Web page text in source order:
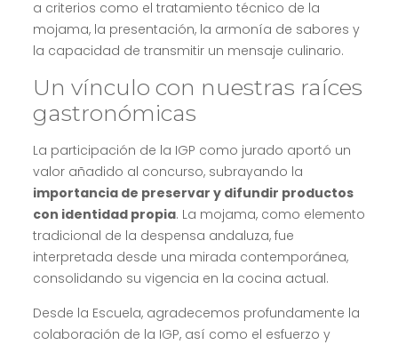
a criterios como el tratamiento técnico de la
mojama, la presentación, la armonía de sabores y
la capacidad de transmitir un mensaje culinario.
Un vínculo con nuestras raíces
gastronómicas
La participación de la IGP como jurado aportó un
valor añadido al concurso, subrayando la
importancia de preservar y difundir productos
con identidad propia. La mojama, como elemento
tradicional de la despensa andaluza, fue
interpretada desde una mirada contemporánea,
consolidando su vigencia en la cocina actual.
Desde la Escuela, agradecemos profundamente la
colaboración de la IGP, así como el esfuerzo y